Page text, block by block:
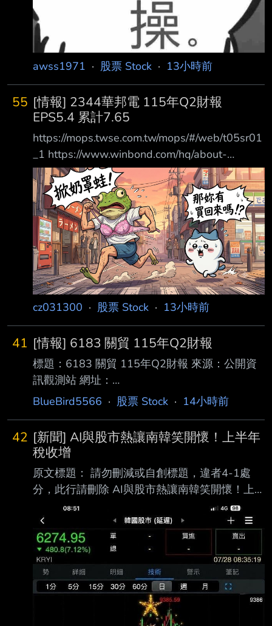
awss1971 · 股票 Stock · 13小時前
55 [情報] 2344華邦電 115年Q2財報
EPS5.4 累計7.65
https://mops.twse.com.tw/mops/#/web/t05sr01
_1 https://www.winbond.com/hq/about-
winbond/investor/investor-conference/ ?
__locale=zh_TW 1.提報董事會或經董事會決議
日期:115/08/06 2.審計委員會通過日
期:115/08/06 3.財務報告或年度自結財務資訊報
導期間 起訖日期
(XXX/XX/XX~XXX/XX/XX):115/01/01~115/06/
30 4.1月1日累
cz031300 · 股票 Stock · 13小時前
41 [情報] 6183 關貿 115年Q2財報
標題：6183 關貿 115年Q2財報 來源：公開資
訊觀測站 網址：
https://mopsov.twse.com.tw/mops/web/t05sr01
期:115/08/06 2.審計委員會通過日期:115/08/06
3.財務報告或年度自結財務資訊報導期間 起訖日
期
(XXX/XX/XX~XXX/XX/XX):115/01/01~115/06/
30 4.1月1日累計至本期止營業收入(仟
元):1359348 5.1月1日累計至本期止營業毛利
(毛損) (仟元):6
BlueBird5566 · 股票 Stock · 14小時前
42 [新聞] AI與股市熱讓南韓笑開懷！上半年
稅收增
原文標題： 請勿刪減或自創標題，違者4-1處
分，此行請刪除 AI與股市熱讓南韓笑開懷！上
半年稅收增長17.4%，三星、SK海力士和散戶成
國庫金雞母 原文連結： 網址超過一行，請用縮
網址，連結不能點擊者板規 1-2-2 處分。
https://www.storm.mg/article/11154610 發布
時間： 請勿張貼超過3天新聞 8/6 記者署名： 原
文內容： 隨著人工智慧（AI）帶動全球半導體
景氣強勁復甦，國內擁有兩大記憶體供應商的南
韓， 其政府財政也隨之迎來久違的巨大紅利。